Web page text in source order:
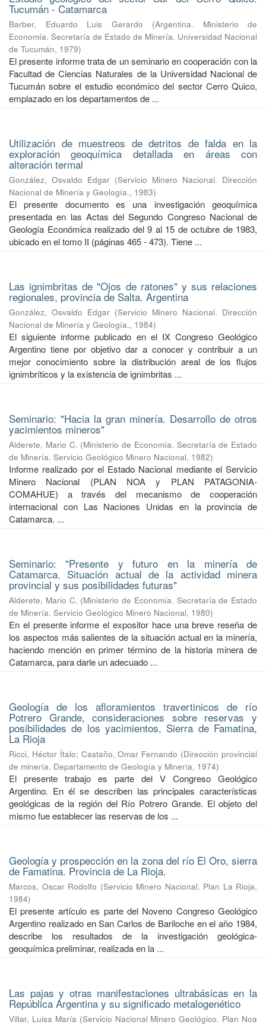
Tucumán - Catamarca
Barber, Eduardo Luis Gerardo (Argentina. Ministerio de
Economía. Secretaría de Estado de Minería. Universidad Nacional
de Tucumán, 1979)
El presente informe trata de un seminario en cooperación con la
Facultad de Ciencias Naturales de la Universidad Nacional de
Tucumán sobre el estudio económico del sector Cerro Quico,
emplazado en los departamentos de ...
Utilización de muestreos de detritos de falda en la
exploración geoquímica detallada en áreas con
alteración termal
González, Osvaldo Edgar (Servicio Minero Nacional. Dirección
Nacional de Minería y Geología., 1983)
El presente documento es una investigación geoquímica
presentada en las Actas del Segundo Congreso Nacional de
Geología Económica realizado del 9 al 15 de octubre de 1983,
ubicado en el tomo II (páginas 465 - 473). Tiene ...
Las ignimbritas de "Ojos de ratones" y sus relaciones
regionales, provincia de Salta. Argentina
González, Osvaldo Edgar (Servicio Minero Nacional. Dirección
Nacional de Minería y Geología., 1984)
El siguiente informe publicado en el IX Congreso Geológico
Argentino tiene por objetivo dar a conocer y contribuir a un
mejor conocimiento sobre la distribución areal de los flujos
ignimbríticos y la existencia de ignimbritas ...
Seminario: "Hacia la gran minería. Desarrollo de otros
yacimientos mineros"
Alderete, Mario C. (Ministerio de Economía. Secretaría de Estado
de Minería. Servicio Geológico Minero Nacional, 1982)
Informe realizado por el Estado Nacional mediante el Servicio
Minero Nacional (PLAN NOA y PLAN PATAGONIA-
COMAHUE) a través del mecanismo de cooperación
internacional con Las Naciones Unidas en la provincia de
Catamarca. ...
Seminario: "Presente y futuro en la minería de
Catamarca. Situación actual de la actividad minera
provincial y sus posibilidades futuras"
Alderete, Mario C. (Ministerio de Economía. Secretaría de Estado
de Minería. Servicio Geológico Minero Nacional, 1980)
En el presente informe el expositor hace una breve reseña de
los aspectos más salientes de la situación actual en la minería,
haciendo mención en primer término de la historia minera de
Catamarca, para darle un adecuado ...
Geología de los afloramientos travertinicos de río
Potrero Grande, consideraciones sobre reservas y
posibilidades de los yacimientos, Sierra de Famatina,
La Rioja
Ricci, Héctor Ítalo; Castaño, Omar Fernando (Dirección provincial
de minería. Departamento de Geología y Minería, 1974)
El presente trabajo es parte del V Congreso Geológico
Argentino. En él se describen las principales características
geológicas de la región del Río Potrero Grande. El objeto del
mismo fue establecer las reservas de los ...
Geología y prospección en la zona del río El Oro, sierra
de Famatina. Provincia de La Rioja.
Marcos, Oscar Rodolfo (Servicio Minero Nacional. Plan La Rioja,
1984)
El presente artículo es parte del Noveno Congreso Geológico
Argentino realizado en San Carlos de Bariloche en el año 1984,
describe los resultados de la investigación geológica-
geoquímica preliminar, realizada en la ...
Las pajas y otras manifestaciones ultrabásicas en la
República Argentina y su significado metalogenético
Villar, Luisa María (Servicio Nacional Minero Geológico. Plan Noa